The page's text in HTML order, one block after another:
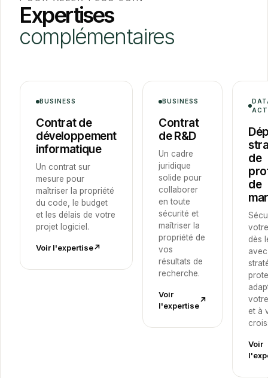
Expertises
complémentaires
BUSINESS
Contrat de
développement
informatique
Un contrat sur
mesure pour
maîtriser la propriété
du code, le budget
et les délais de votre
projet logiciel.
Voir l'expertise↗︎
BUSINESS
Contrat
de R&D
Un cadre
juridique
solide pour
collaborer
en toute
sécurité et
maîtriser la
propriété de
vos
résultats de
recherche.
Voir
l'expertise
↗︎
de
de
dès
et à
Voir